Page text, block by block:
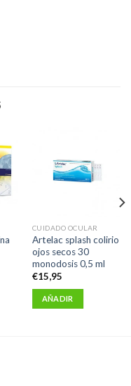
CUIDADO OCULAR
Artelac splash colirio
ojos secos 30
monodosis 0,5 ml
€15,95
AÑADIR